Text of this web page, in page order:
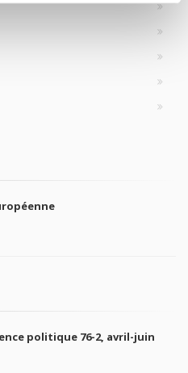
politique 76-2, avril-juin